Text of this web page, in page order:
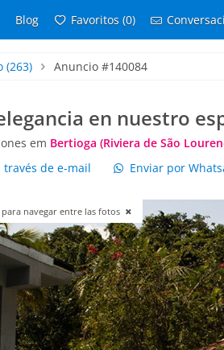
Blog Favoritos (0)
(263) Anuncio #140084
en nuestro
em Bertioga (Riviera de São
de e-mail Enviar por
navegar entre las fotos